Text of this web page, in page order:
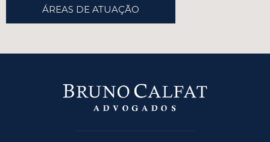
ÁREAS DE ATUAÇÃO